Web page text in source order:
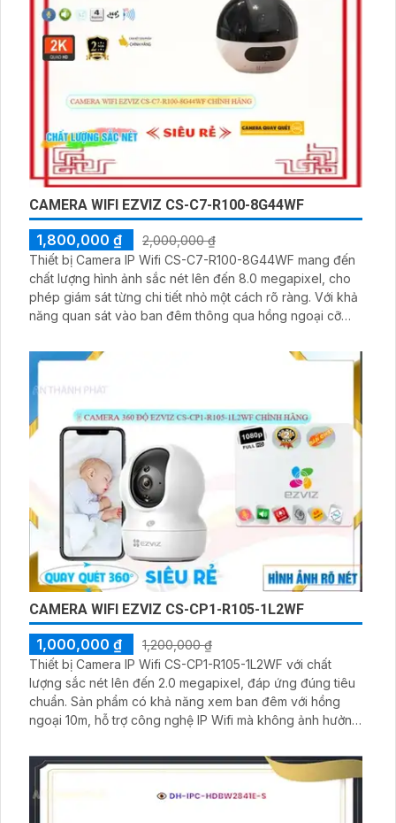
CAMERA WIFI EZVIZ CS-C7-R100-8G44WF
1,800,000 ₫
2,000,000 ₫
Thiết bị Camera IP Wifi CS-C7-R100-8G44WF mang đến
chất lượng hình ảnh sắc nét lên đến 8.0 megapixel, cho
phép giám sát từng chi tiết nhỏ một cách rõ ràng. Với khả
năng quan sát vào ban đêm thông qua hồng ngoại cỡ
IP Wifi, camera không giảm chất lượng hình ảnh và cung
CAMERA WIFI EZVIZ CS-CP1-R105-1L2WF
1,000,000 ₫
1,200,000 ₫
Thiết bị Camera IP Wifi CS-CP1-R105-1L2WF với chất
lượng sắc nét lên đến 2.0 megapixel, đáp ứng đúng tiêu
chuẩn. Sản phẩm có khả năng xem ban đêm với hồng
ngoại 10m, hỗ trợ công nghệ IP Wifi mà không ảnh hưởng
Hồng Ngoại Smart IR giúp quan sát rõ ràng trong mọi điều
kiện ánh sáng